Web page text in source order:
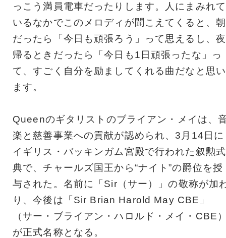
っこう満員電車だったりします。人にまみれて
いるなかでこのメロディが聞こえてくると、朝
だったら「今日も頑張ろう」って思えるし、夜
帰るときだったら「今日も1日頑張ったな」っ
て、すごく自分を励ましてくれる曲だなと思い
ます。
Queenのギタリストのブライアン・メイは、
楽と慈善事業への貢献が認められ、3月14日に
イギリス・バッキンガム宮殿で行われた叙勲式
典で、チャールズ国王から“ナイト”の爵位を授
与された。名前に「Sir（サー）」の敬称が加
り、今後は「Sir Brian Harold May CBE」
（サー・ブライアン・ハロルド・メイ・CBE
が正式名称となる。